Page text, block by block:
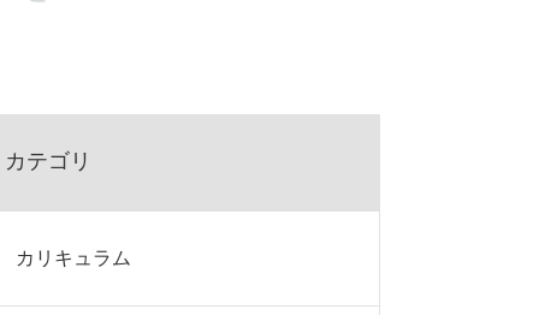
カテゴリ
カリキュラム